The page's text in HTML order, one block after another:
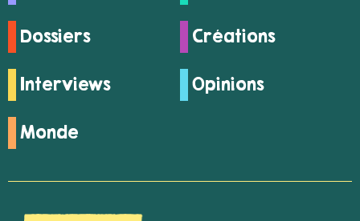
Dossiers Créations
Interviews Opinions
Monde